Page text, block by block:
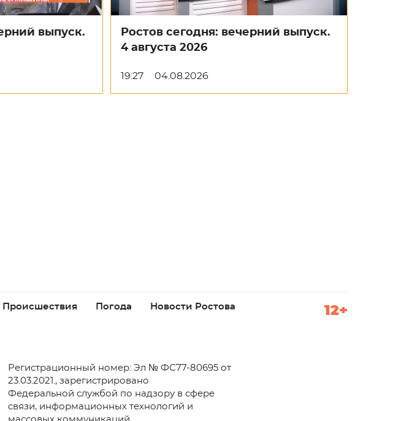
выпуск.
Ростов сегодня: вечерний выпуск.
4 августа 2026
19:27 04.08.2026
Происшествия Погода Новости Ростова 12+
Регистрационный номер: Эл № ФС77-80695 от
23.03.2021., зарегистрировано
Федеральной службой по надзору в сфере
связи, информационных технологий и